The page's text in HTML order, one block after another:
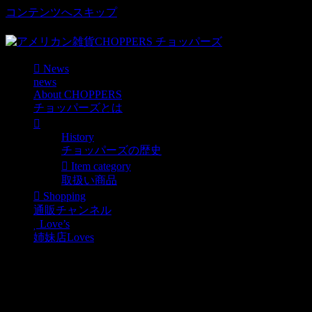
コンテンツへスキップ
News
news
About CHOPPERS
チョッパーズとは
History
チョッパーズの歴史
Item category
取扱い商品
Shopping
通販チャンネル
Love’s
姉妹店Loves